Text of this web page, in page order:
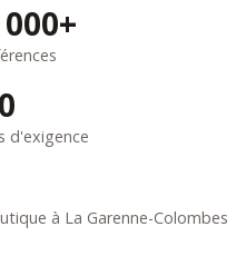
d'exigence
à La Garenne-Colombes